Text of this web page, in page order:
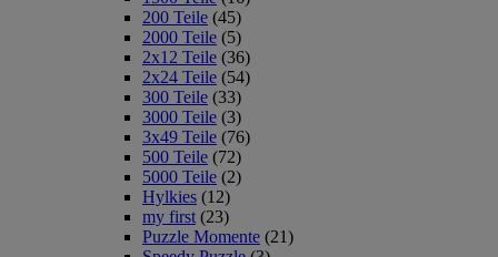
200 Teile (45)
2000 Teile (5)
2x12 Teile (36)
2x24 Teile (54)
300 Teile (33)
3000 Teile (3)
3x49 Teile (76)
500 Teile (72)
5000 Teile (2)
Hylkies (12)
my first (23)
Puzzle Momente (21)